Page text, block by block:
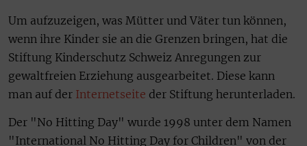
Um aufzuzeigen, was Mütter und Väter tun können,
wenn ihre Kinder sie an die Grenzen bringen, hat die
Stiftung Kinderschutz Schweiz Anregungen zur
gewaltfreien Erziehung ausgearbeitet. Diese kann
man auf der Internetseite der Stiftung herunterladen.
Der "No Hitting Day" wurde 1998 unter dem Namen
"International No Hitting Day for Children" von der